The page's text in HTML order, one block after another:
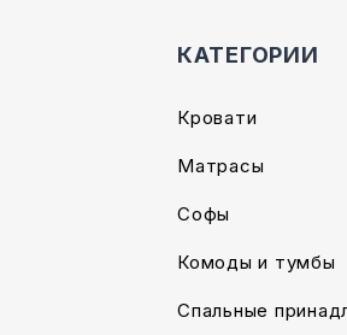
КАТЕГОРИИ
Кровати
Матрасы
Софы
Комоды и тумбы
Спальные